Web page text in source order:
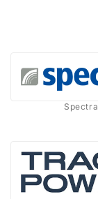
Spectra